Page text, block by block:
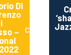
Di
–
Campobasso